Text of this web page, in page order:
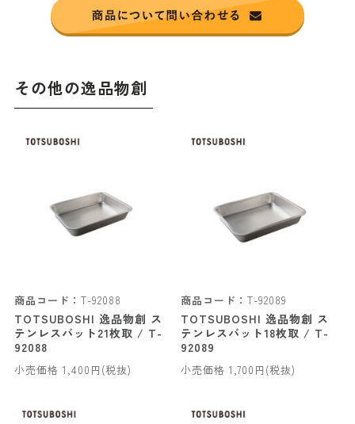
その他の逸品物創
商品コード： T-92088
TOTSUBOSHI 逸品物創 ス
テンレスバット21枚取 / T-
92088
小売価格 1,400円(税抜)
商品コード：T-92089
TOTSUBOSHI 逸品物創 ス
テンレスバット18枚取 / T-
92089
小売価格 1,700円(税抜)